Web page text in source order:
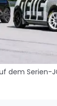
dem Serien-